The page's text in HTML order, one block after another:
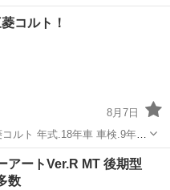
！ ETC付き！！ 外装状態 フロントバンパ...
コルト！
8月7日
ートバージョンR 駆動
アートVer.R MT 後期型
数